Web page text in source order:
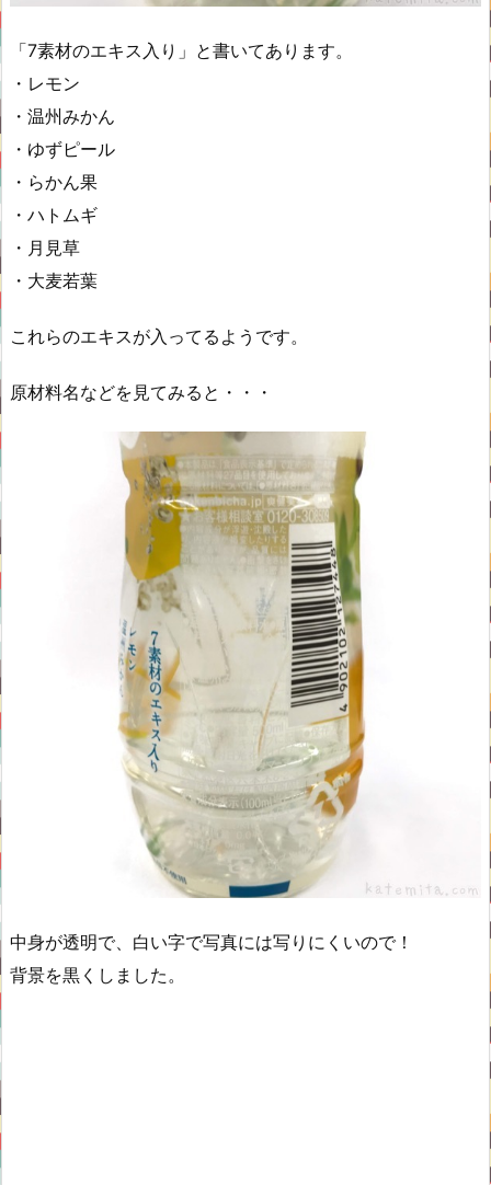
「7素材のエキス入り」と書いてあります。
・レモン
・温州みかん
・ゆずピール
・らかん果
・ハトムギ
・月見草
・大麦若葉
これらのエキスが入ってるようです。
原材料名などを見てみると・・・
中身が透明で、白い字で写真には写りにくいので！
背景を黒くしました。